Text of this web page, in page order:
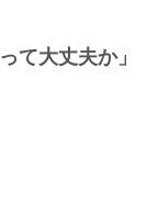
て大丈夫か」